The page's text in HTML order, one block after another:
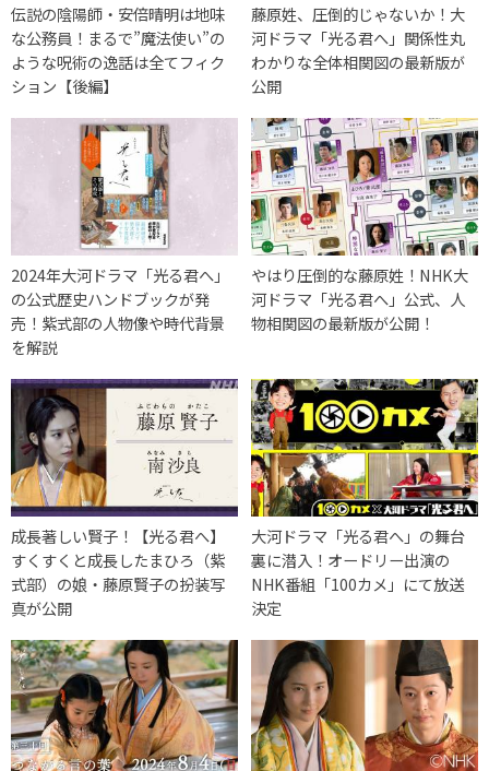
伝説の陰陽師・安倍晴明は地味
な公務員！まるで”魔法使い”の
ような呪術の逸話は全てフィク
ション【後編】
藤原姓、圧倒的じゃないか！大
河ドラマ「光る君へ」関係性丸
わかりな全体相関図の最新版が
公開
2024年大河ドラマ「光る君へ」
の公式歴史ハンドブックが発
売！紫式部の人物像や時代背景
を解説
やはり圧倒的な藤原姓！NHK大
河ドラマ「光る君へ」公式、人
物相関図の最新版が公開！
成長著しい賢子！【光る君へ】
すくすくと成長したまひろ（紫
式部）の娘・藤原賢子の扮装写
真が公開
大河ドラマ「光る君へ」の舞台
裏に潜入！オードリー出演の
NHK番組「100カメ」にて放送
決定